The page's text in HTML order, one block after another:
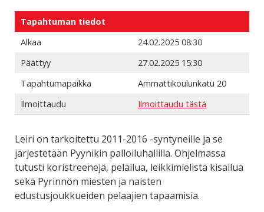
Tapahtuman tiedot
Alkaa
24.02.2025 08:30
Päättyy
27.02.2025 15:30
Tapahtumapaikka
Ammattikoulunkatu 20
Ilmoittaudu
Ilmoittaudu tästä
Leiri on tarkoitettu 2011-2016 -syntyneille ja se
järjestetään Pyynikin palloiluhallilla. Ohjelmassa
tutusti koristreenejä, pelailua, leikkimielistä kisailua
sekä Pyrinnön miesten ja naisten
edustusjoukkueiden pelaajien tapaamisia.